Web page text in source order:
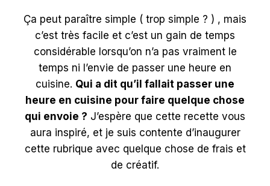
Ça peut paraître simple ( trop simple ? ) , mais
c’est très facile et c’est un gain de temps
considérable lorsqu’on n’a pas vraiment le
temps ni l’envie de passer une heure en
cuisine. Qui a dit qu’il fallait passer une
heure en cuisine pour faire quelque chose
qui envoie ? J’espère que cette recette vous
aura inspiré, et je suis contente d’inaugurer
cette rubrique avec quelque chose de frais et
de créatif.